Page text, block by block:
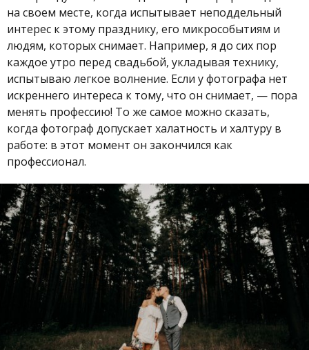
на своем месте, когда испытывает неподдельный
интерес к этому празднику, его микрособытиям и
людям, которых снимает. Например, я до сих пор
каждое утро перед свадьбой, укладывая технику,
испытываю легкое волнение. Если у фотографа нет
искреннего интереса к тому, что он снимает, — пора
менять профессию! То же самое можно сказать,
когда фотограф допускает халатность и халтуру в
работе: в этот момент он закончился как
профессионал.